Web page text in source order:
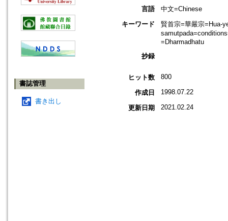
書誌管理
書き出し
言語
中文=Chinese
キーワード
賢首宗=華嚴宗=Hua-
=Dharmadhatu
抄録
ヒット数 800
作成日 1998.07.22
更新日期 2021.02.24